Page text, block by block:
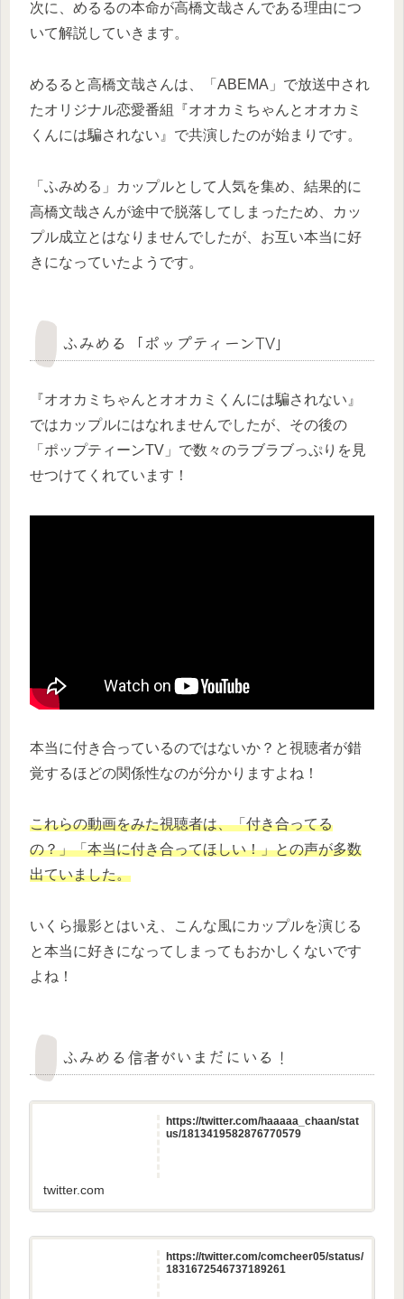
次に、めるるの本命が高橋文哉さんである理由につ
いて解説していきます。
めるると高橋文哉さんは、「ABEMA」で放送中され
たオリジナル恋愛番組『オオカミちゃんとオオカミ
くんには騙されない』で共演したのが始まりです。
「ふみめる」カップルとして人気を集め、結果的に
高橋文哉さんが途中で脱落してしまったため、カッ
プル成立とはなりませんでしたが、お互い本当に好
きになっていたようです。
ふみめる「ポップティーンTV」
『オオカミちゃんとオオカミくんには騙されない』
ではカップルにはなれませんでしたが、その後の
「ポップティーンTV」で数々のラブラブっぷりを見
せつけてくれています！
本当に付き合っているのではないか？と視聴者が錯
覚するほどの関係性なのが分かりますよね！
これらの動画をみた視聴者は、「付き合ってる
の？」「本当に付き合ってほしい！」との声が多数
出ていました。
いくら撮影とはいえ、こんな風にカップルを演じる
と本当に好きになってしまってもおかしくないです
よね！
ふみめる信者がいまだにいる！
https://twitter.com/haaaaa_chaan/stat
us/1813419582876770579
twitter.com
https://twitter.com/comcheer05/status/
1831672546737189261